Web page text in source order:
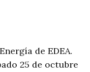
de EDEA.
25 de octubre